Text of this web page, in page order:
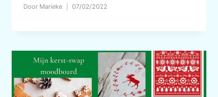
Door Marieke 07/02/2022